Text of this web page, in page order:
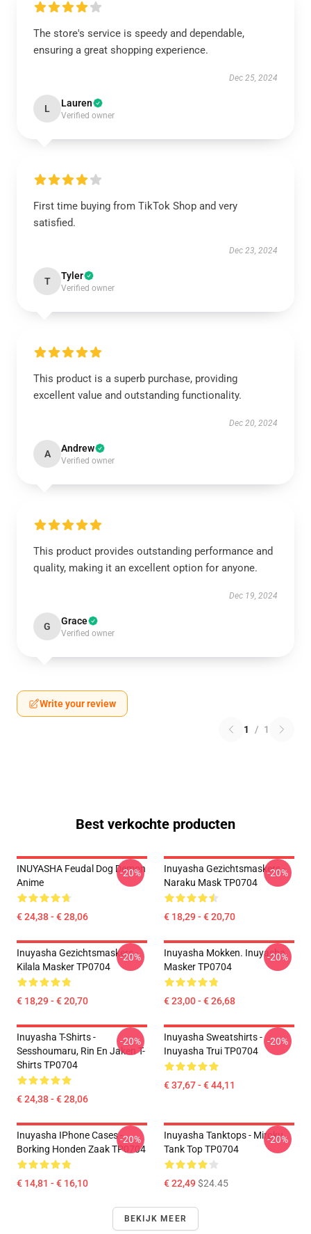
The store's service is speedy and dependable,
ensuring a great shopping experience.
Dec 25, 2024
L Lauren
Verified owner
First time buying from TikTok Shop and very
satisfied.
Dec 23, 2024
T Tyler
Verified owner
This product is a superb purchase, providing
excellent value and outstanding functionality.
Dec 20, 2024
A Andrew
Verified owner
This product provides outstanding performance and
quality, making it an excellent option for anyone.
Dec 19, 2024
G Grace
Verified owner
Write your review
1 / 1
Best verkochte producten
INUYASHA Feudal Dog Demon
Anime
€ 24,38 - € 28,06
-20%
Inuyasha Gezichtsmaskers -
Naraku Mask TP0704
€ 18,29 - € 20,70
-20%
Inuyasha Gezichtsmaskers -
Kilala Masker TP0704
€ 18,29 - € 20,70
-20%
Inuyasha Mokken. Inuyasha
Masker TP0704
€ 23,00 - € 26,68
-20%
Inuyasha T-Shirts -
Sesshoumaru, Rin En Jaken T-
Shirts TP0704
€ 24,38 - € 28,06
-20%
Inuyasha Sweatshirts -
Inuyasha Trui TP0704
€ 37,67 - € 44,11
-20%
Inuyasha IPhone Cases -
Borking Honden Zaak TP0704
€ 14,81 - € 16,10
-20%
Inuyasha Tanktops - Miroku
Tank Top TP0704
€ 22,49$24.45
-20%
BEKIJK MEER